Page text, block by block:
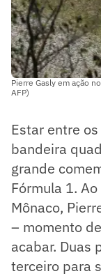
Pierre Gasly em ação
AFP)
Estar entre
bandeira
grande
Fórmula 1.
Mônaco,
– momento
acabar. Duas
terceiro para